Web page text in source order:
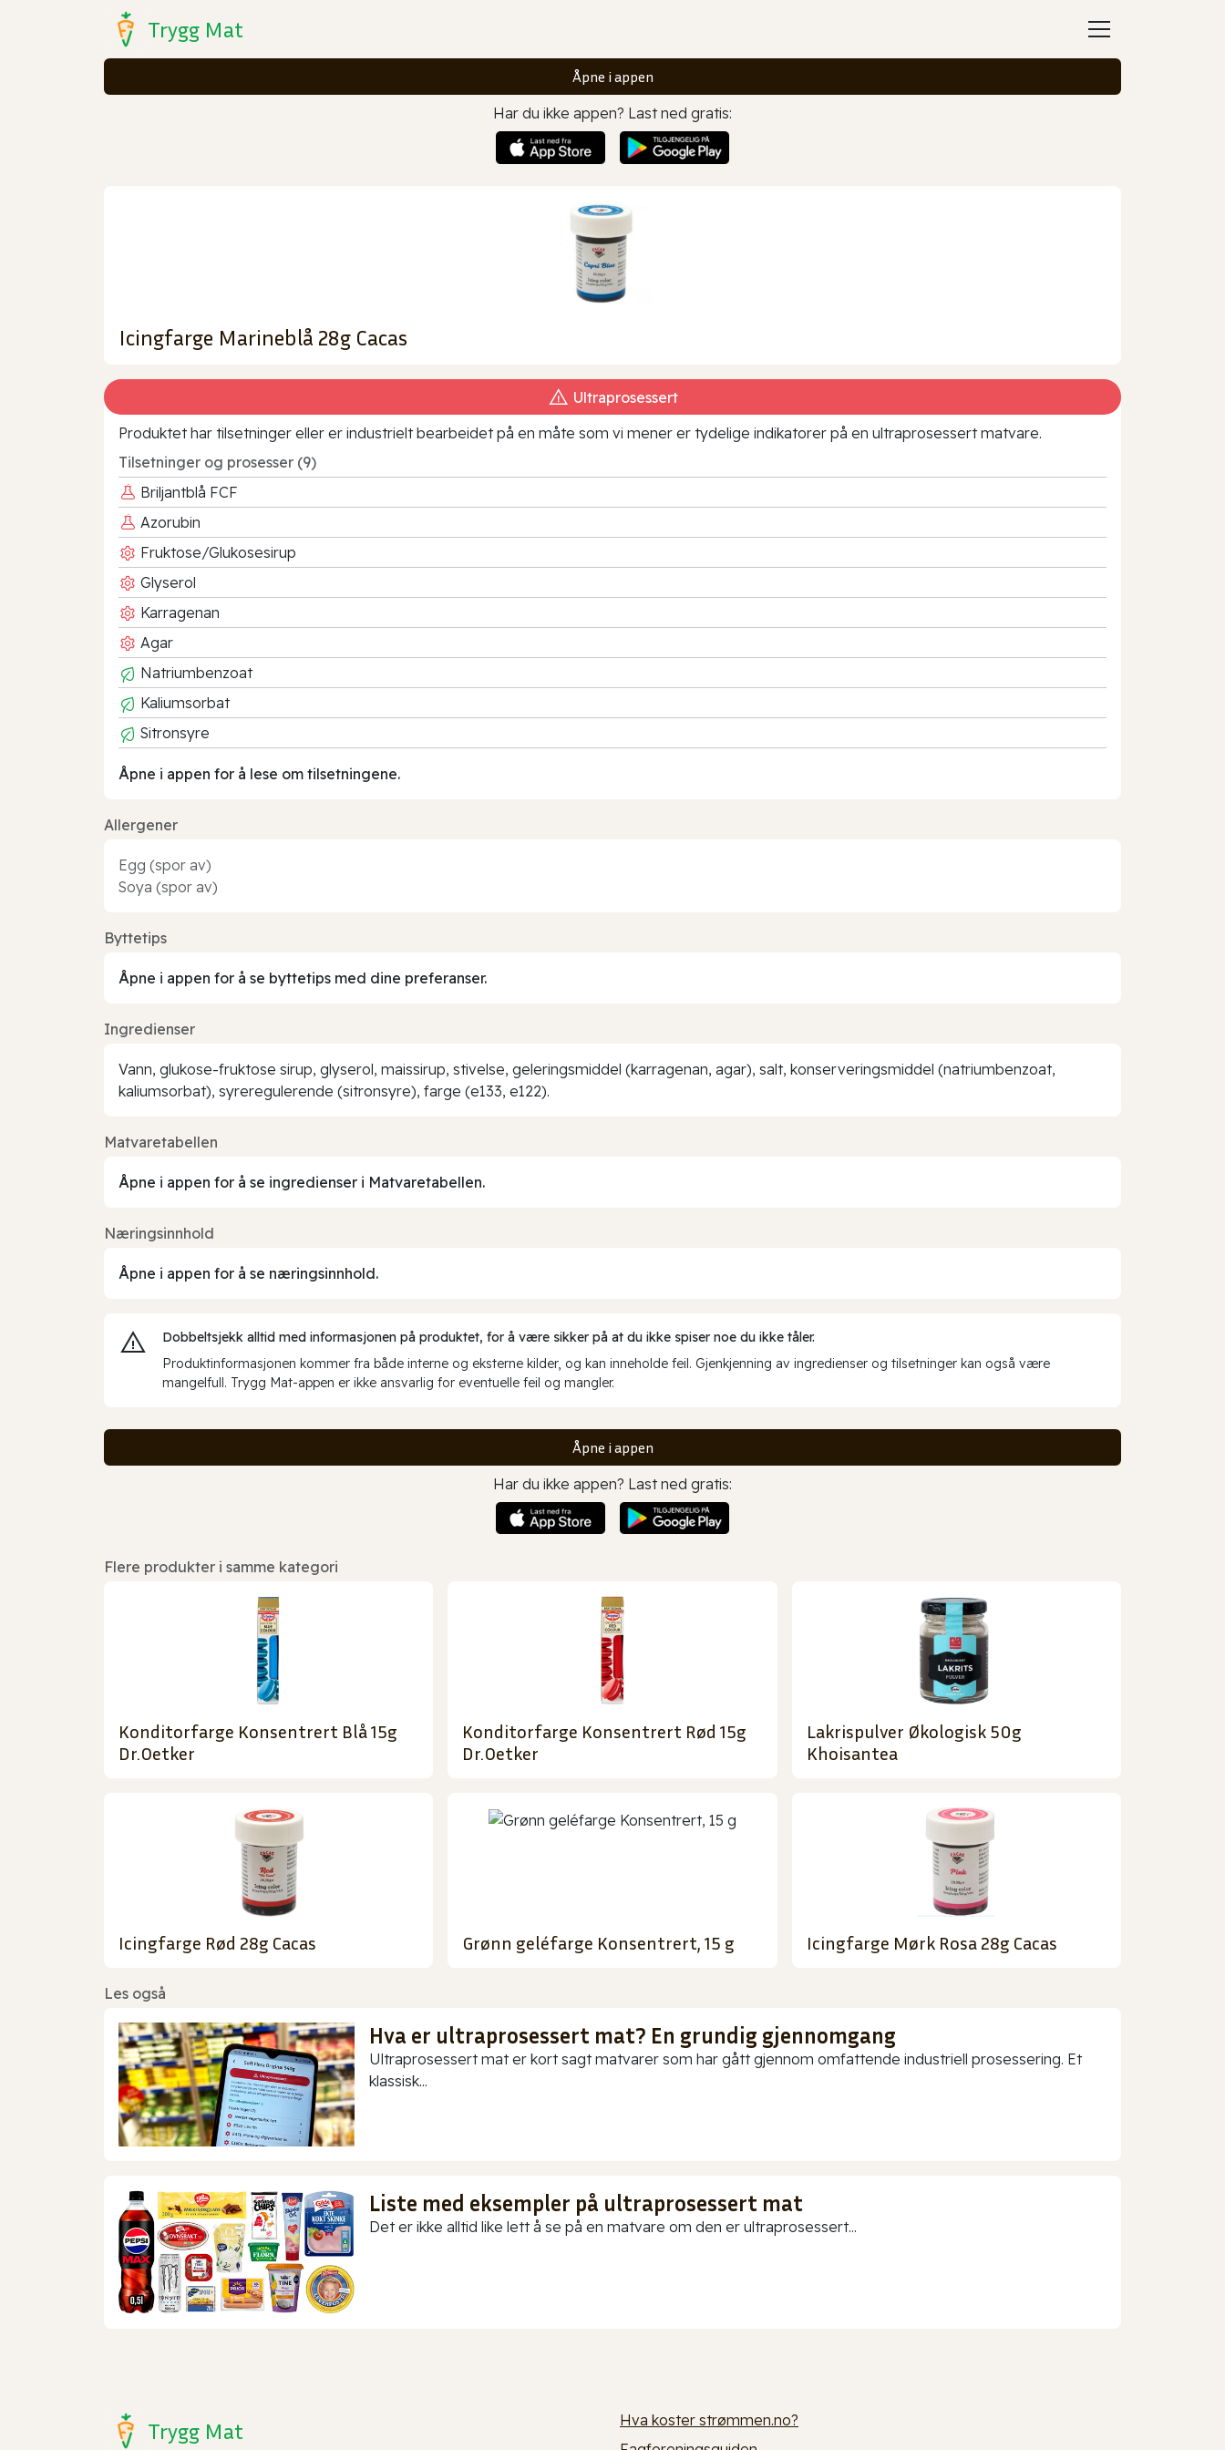
Trygg Mat
Åpne i appen
Har du ikke appen? Last ned gratis:
Icingfarge Marineblå 28g Cacas
Ultraprosessert
Produktet har tilsetninger eller er industrielt bearbeidet på en måte som vi mener er tydelige indikatorer på en ultraprosessert matvare.
Tilsetninger og prosesser (9)
Briljantblå FCF
Azorubin
Fruktose/Glukosesirup
Glyserol
Karragenan
Agar
Natriumbenzoat
Kaliumsorbat
Sitronsyre
Åpne i appen for å lese om tilsetningene.
Allergener
Egg (spor av)
Soya (spor av)
Byttetips
Åpne i appen for å se byttetips med dine preferanser.
Ingredienser
Vann, glukose-fruktose sirup, glyserol, maissirup, stivelse, geleringsmiddel (karragenan, agar), salt, konserveringsmiddel (natriumbenzoat,
kaliumsorbat), syreregulerende (sitronsyre), farge (e133, e122).
Matvaretabellen
Åpne i appen for å se ingredienser i Matvaretabellen.
Næringsinnhold
Åpne i appen for å se næringsinnhold.
Dobbeltsjekk alltid med informasjonen på produktet, for å være sikker på at du ikke spiser noe du ikke tåler.
Produktinformasjonen kommer fra både interne og eksterne kilder, og kan inneholde feil. Gjenkjenning av ingredienser og tilsetninger kan også være
mangelfull. Trygg Mat-appen er ikke ansvarlig for eventuelle feil og mangler.
Åpne i appen
Har du ikke appen? Last ned gratis:
Flere produkter i samme kategori
Konditorfarge Konsentrert Blå 15g
Dr.Oetker
Konditorfarge Konsentrert Rød 15g
Dr.Oetker
Lakrispulver Økologisk 50g
Khoisantea
Icingfarge Rød 28g Cacas Grønn geléfarge Konsentrert, 15 g Icingfarge Mørk Rosa 28g Cacas
Les også
Hva er ultraprosessert mat? En grundig gjennomgang
Ultraprosessert mat er kort sagt matvarer som har gått gjennom omfattende industriell prosessering. Et
klassisk...
Liste med eksempler på ultraprosessert mat
Det er ikke alltid like lett å se på en matvare om den er ultraprosessert...
Trygg Mat
Hva koster strømmen.no?